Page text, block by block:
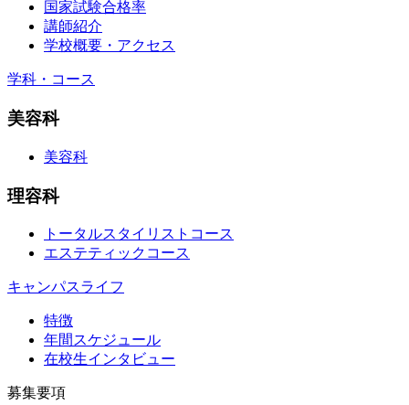
国家試験合格率
講師紹介
学校概要・アクセス
学科・コース
美容科
美容科
理容科
トータルスタイリストコース
エステティックコース
キャンパスライフ
特徴
年間スケジュール
在校生インタビュー
募集要項